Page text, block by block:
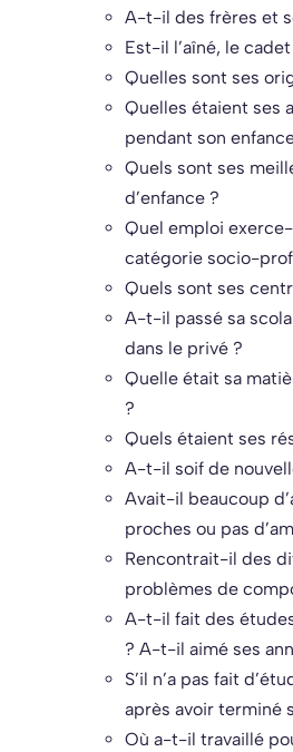
A-t-il des frères et
Est-il l’aîné, le
Quelles sont ses
Quelles étaient ses
pendant son
Quels sont ses
d’enfance ?
Quel emploi
catégorie socio-
Quels sont ses
A-t-il passé sa
dans le privé ?
Quelle était sa
?
Quels étaient ses
A-t-il soif de
Avait-il beaucoup
proches ou pas
Rencontrait-il des
problèmes de
A-t-il fait des
? A-t-il aimé ses
S’il n’a pas fait
après avoir terminé
Où a-t-il travaillé